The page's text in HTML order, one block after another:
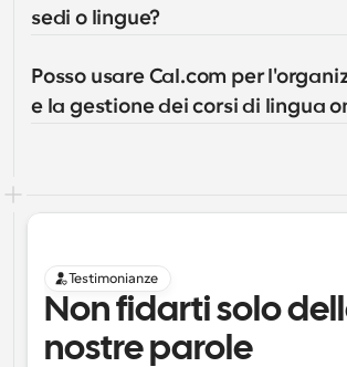
sedi o lingue?
Posso usare Cal.com per
e la gestione dei corsi di lingua
Testimonianze
Non fidarti solo
nostre parole